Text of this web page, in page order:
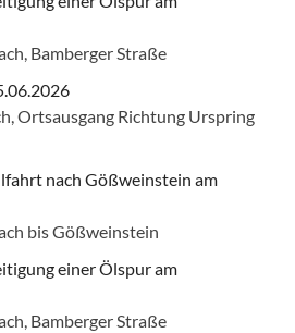
Bamberger Straße
Ortsausgang Richtung Urspring
nach Gößweinstein am
bis Gößweinstein
einer Ölspur am
Bamberger Straße